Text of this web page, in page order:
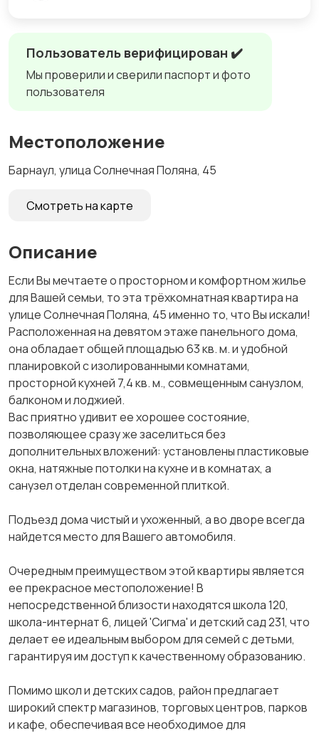
Пользователь верифицирован ✔️
Мы проверили и сверили паспорт и фото
пользователя
Местоположение
Барнаул, улица Солнечная Поляна, 45
Смотреть на карте
Описание
Если Вы мечтаете о просторном и комфортном жилье
для Вашей семьи, то эта трёхкомнатная квартира на
улице Солнечная Поляна, 45 именно то, что Вы искали!
Расположенная на девятом этаже панельного дома,
она обладает общей площадью 63 кв. м. и удобной
планировкой с изолированными комнатами,
просторной кухней 7,4 кв. м., совмещенным санузлом,
балконом и лоджией.
Вас приятно удивит ее хорошее состояние,
позволяющее сразу же заселиться без
дополнительных вложений: установлены пластиковые
окна, натяжные потолки на кухне и в комнатах, а
санузел отделан современной плиткой.
Подъезд дома чистый и ухоженный, а во дворе всегда
найдется место для Вашего автомобиля.
Очередным преимуществом этой квартиры является
ее прекрасное местоположение! В
непосредственной близости находятся школа 120,
школа-интернат 6, лицей 'Сигма' и детский сад 231, что
делает ее идеальным выбором для семей с детьми,
гарантируя им доступ к качественному образованию.
Помимо школ и детских садов, район предлагает
широкий спектр магазинов, торговых центров, парков
и кафе, обеспечивая все необходимое для